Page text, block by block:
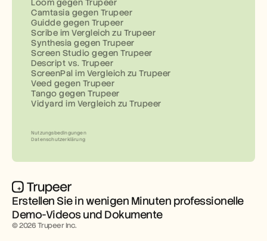
Erstellen Sie in wenigen Minuten professionelle
Demo-Videos und Dokumente
© 2026 Trupeer Inc.
Loom gegen Trupeer
Camtasia gegen Trupeer
Guidde gegen Trupeer
Scribe im Vergleich zu Trupeer
Synthesia gegen Trupeer
Screen Studio gegen Trupeer
Descript vs. Trupeer
ScreenPal im Vergleich zu Trupeer
Veed gegen Trupeer
Tango gegen Trupeer
Vidyard im Vergleich zu Trupeer
Nutzungsbedingungen
Datenschutzerklärung